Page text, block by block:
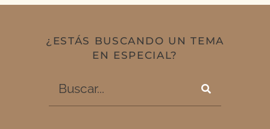
¿ESTÁS BUSCANDO UN TEMA
EN ESPECIAL?